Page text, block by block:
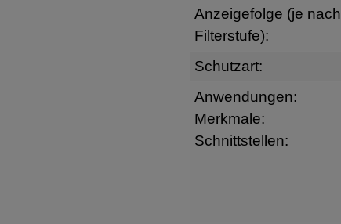
Anzeigefolge (je nach
Filterstufe):
Schutzart:
Anwendungen:
Merkmale:
Schnittstellen: